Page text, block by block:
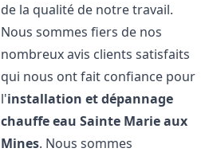
de la qualité de notre travail.
Nous sommes fiers de nos
nombreux avis clients satisfaits
qui nous ont fait confiance pour
l'installation et dépannage
chauffe eau Sainte Marie aux
Mines. Nous sommes